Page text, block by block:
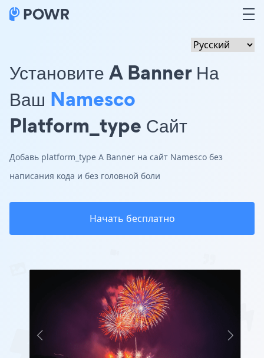
Установите A Banner На
Ваш Namesco
Platform_type Сайт
Добавь platform_type A Banner на сайт Namesco без
написания кода и без головной боли
Начать бесплатно